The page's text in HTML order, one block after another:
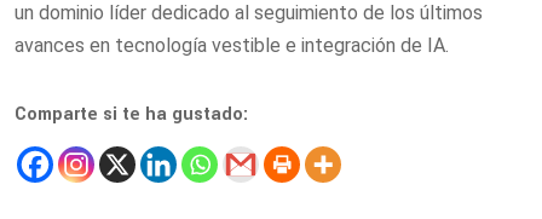
un dominio líder dedicado al seguimiento de los últimos
avances en tecnología vestible e integración de IA.
Comparte si te ha gustado: